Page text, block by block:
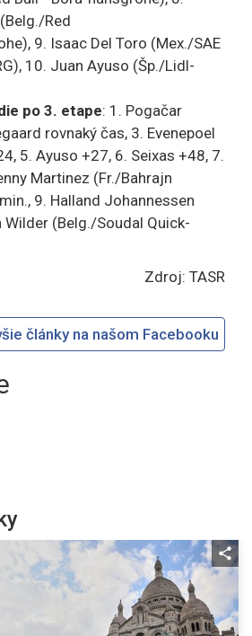
Red
9. Isaac Del Toro (Mex./SAE
10. Juan Ayuso (Šp./Lidl-
po 3. etape: 1. Pogačar
rovnaký čas, 3. Evenepoel
5. Ayuso +27, 6. Seixas +48, 7.
Martinez (Fr./Bahrajn
9. Halland Johannessen
Wilder (Belg./Soudal Quick-
Zdroj: TASR
články na našom Facebooku